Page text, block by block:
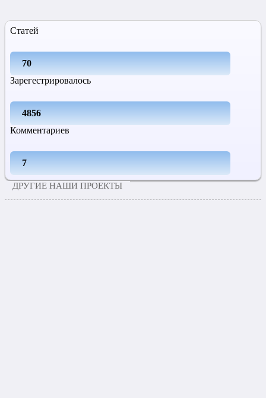
Статей
70
Зарегестрировалось
4856
Комментариев
7
ДРУГИЕ НАШИ ПРОЕКТЫ